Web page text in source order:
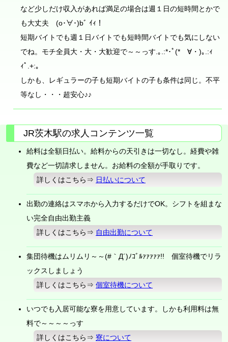
など少しだけ収入があれば満足の場合は週１日の短時間とかで
も大丈夫 (o･∀･)bﾞ ｲｨ！
短期バイトでも週１日バイトでも短時間バイトでも気にしない
でね。モチ全員大・大・大歓迎で～～っす.｡.:*･ﾟ(*ゝ∀・)｡.:ｨ
ｨﾟ.+:｡
しかも、レギュラーの子も短期バイトの子も条件は同じ。不平
等なし・・・超安心♪♪
JR茨木駅の求人コンテンツ一覧
給料は全額日払い。給料からの天引きは一切なし。経費や雑
費など一切請求しません。お給料の全額が手取りです。
詳しくはこちら⇒ 日払いについて
出勤の連絡はスマホから入力するだけでOK。シフトを組まな
い完全自由出勤主義
詳しくはこちら⇒ 自由出勤について
集団待機はムリムリ～～(#｀Д´)ﾉｺﾞﾙｧｧｧｧｧ!! 個室待機でリラ
ックスしましょう
詳しくはこちら⇒個室待機について
いつでも入居可能な寮を用意しています。しかも利用料は無
料で～～～～っす
詳しくはこちら⇒寮について